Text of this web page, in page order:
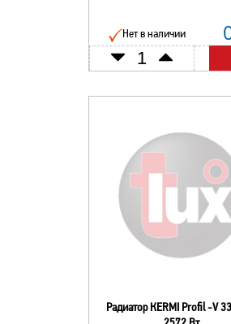
Нет в наличии
Радиатор КERMI Profil -V